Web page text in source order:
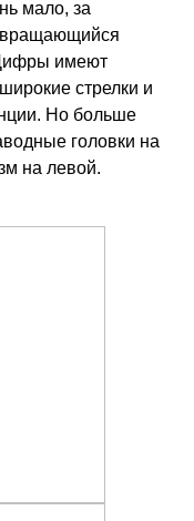
мало, за
вращающийся
имеют
стрелки и
Но больше
головки на
на левой.